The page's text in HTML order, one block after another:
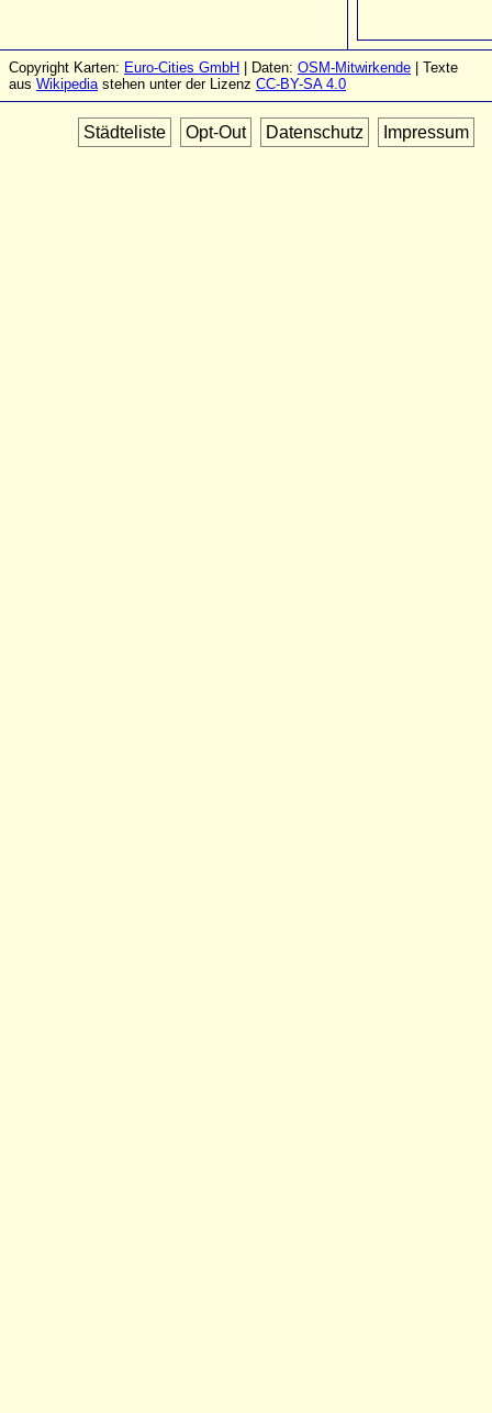
Copyright Karten: Euro-Cities GmbH | Daten: OSM-Mitwirkende | Texte
aus Wikipediastehen unter der Lizenz CC-BY-SA 4.0
Städteliste Opt-Out Datenschutz Impressum